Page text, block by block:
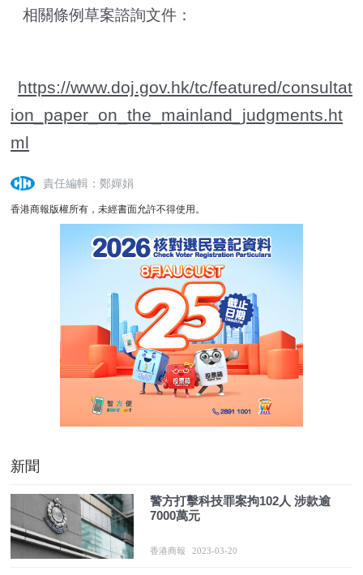
相關條例草案諮詢文件：
https://www.doj.gov.hk/tc/featured/consultat
ion_paper_on_the_mainland_judgments.ht
ml
責任編輯：鄭嬋娟
香港商報版權所有，未經書面允許不得使用。
新聞
警方打擊科技罪案拘102人 涉款逾
7000萬元
香港商報 2023-03-20